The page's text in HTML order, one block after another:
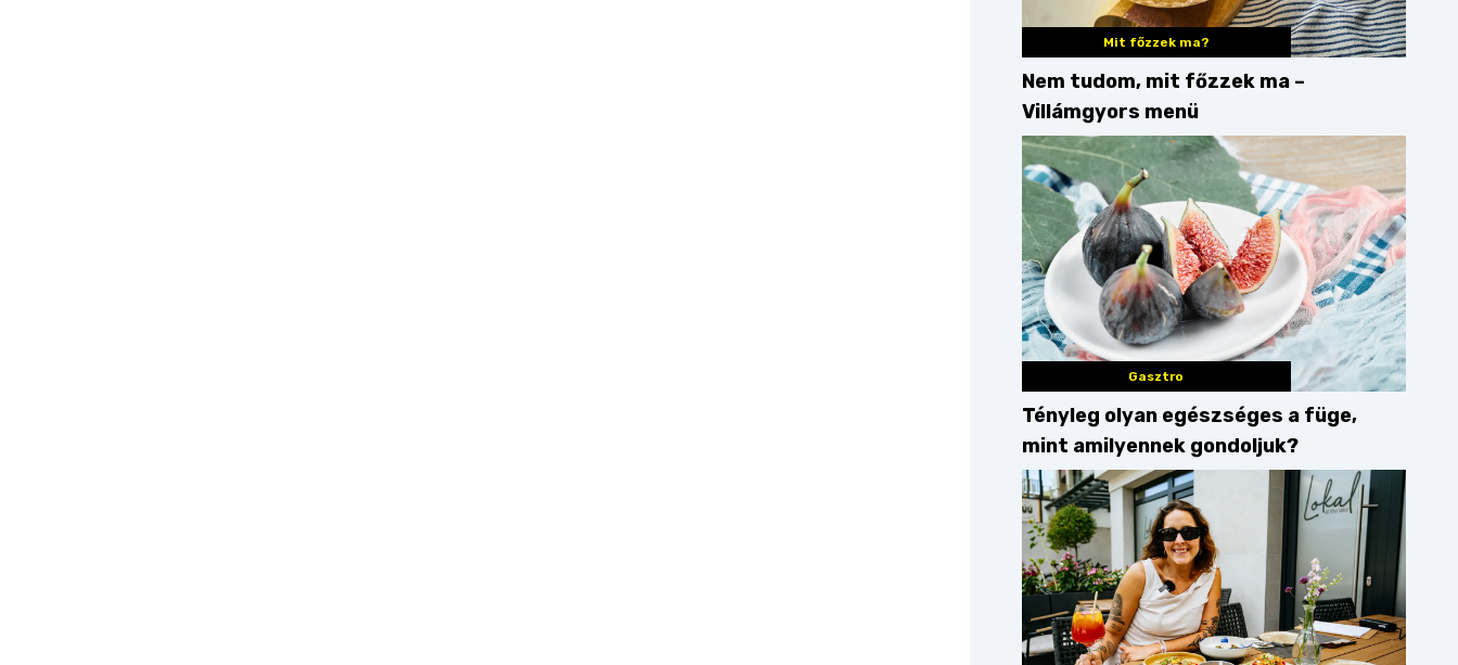
Mit főzzek ma?
Nem tudom, mit főzzek ma –
Villámgyors menü
Gasztro
Tényleg olyan egészséges a füge,
mint amilyennek gondoljuk?